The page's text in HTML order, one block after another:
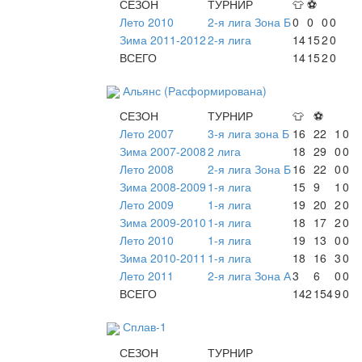
СЕЗОН ТУРНИР 👕 ⚽
Лето 2010
2-я лига Зона Б0 0 00
Зима 2011-20122-я лига 141520
ВСЕГО
141520
Альянс (Расформирована)
СЕЗОН
ТУРНИР 👕 ⚽
Лето 2007
3-я лига зона Б 16 22 1 0
Зима 2007-20082 лига 18 29 00
Лето 2008
2-я лига Зона Б16 22 00
Зима 2008-2009 1-я лига 15 9 1 0
Лето 2009
1-я лига 19 20 20
Зима 2009-2010 1-я лига 18 17 20
Лето 2010
1-я лига 19 13 00
Зима 2010-2011 1-я лига 18 16 30
Лето 2011
2-я лига Зона А3 6 00
ВСЕГО
142 15490
Сплав-1
СЕЗОН
ТУРНИР